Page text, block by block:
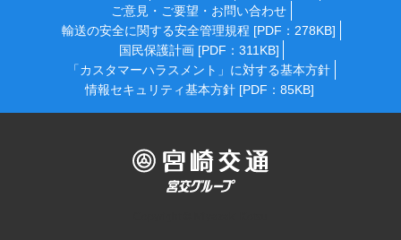
ご意見・ご要望・お問い合わせ
輸送の安全に関する安全管理規程 [PDF：278KB]
国民保護計画 [PDF：311KB]
「カスタマーハラスメント」に対する基本方針
情報セキュリティ基本方針 [PDF：85KB]